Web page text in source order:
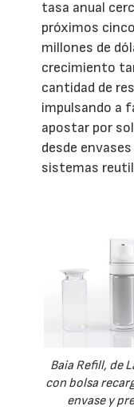
tasa anual
próximos
millones de
crecimiento
cantidad de
impulsando a
apostar por
desde
sistemas
Baia Refill, de
con bolsa
envase y